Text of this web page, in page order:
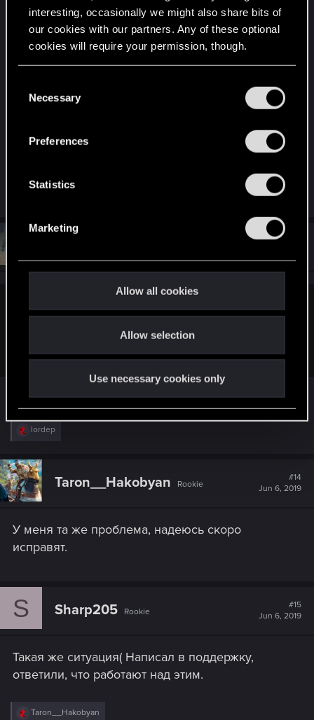
interesting, occasionally we might also share bits of
our cookies with our partners. Any of these optional
cookies will require your permission, though.
and tweak your preferences regarding them in the
Necessary
Preferences
Statistics
Marketing
Allow all cookies
Allow selection
Use necessary cookies only
Подскажите что делать? Перезаходил, чинил,
проверял сеть.
Gerga4 said:
Подскажите что делать? Перезаходил, чинил, проверял
R
c
t
i
o
:
lordep
Taron__Hakobyan Rookie
#14
Jun 6, 2019
У меня та же проблема, надеюсь скоро
исправят.
S Sharp205 Rookie
#15
Jun 6, 2019
Такая же ситуация( Написал в поддержку,
ответили, что работают над этим.
R
Taron__Hakobyan